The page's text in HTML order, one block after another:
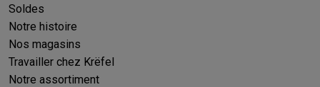
Soldes
Notre histoire
Nos magasins
Travailler chez Krëfel
Notre assortiment